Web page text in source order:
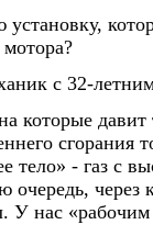
с 32-
давит
сгорания
тело» - газ с
очередь,
нас «рабочим